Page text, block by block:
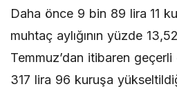
Daha önce 9 bin 89 lira 11
muhtaç aylığının yüzde
Temmuz’dan itibaren
317 lira 96 kuruşa